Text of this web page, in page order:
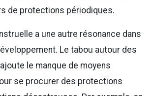
de protections périodiques.
a une autre résonance dans
Le tabou autour des
le manque de moyens
se procurer des protections